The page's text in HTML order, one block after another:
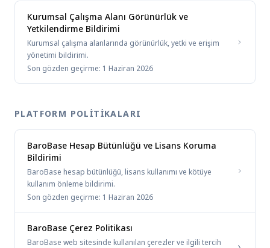
Kurumsal Çalışma Alanı Görünürlük ve
Yetkilendirme Bildirimi
Kurumsal çalışma alanlarında görünürlük, yetki ve erişim
yönetimi bildirimi.
Son gözden geçirme: 1 Haziran 2026
PLATFORM POLITIKALARI
BaroBase Hesap Bütünlüğü ve Lisans Koruma
Bildirimi
BaroBase hesap bütünlüğü, lisans kullanımı ve kötüye
kullanım önleme bildirimi.
Son gözden geçirme: 1 Haziran 2026
BaroBase Çerez Politikası
BaroBase web sitesinde kullanılan çerezler ve ilgili tercih